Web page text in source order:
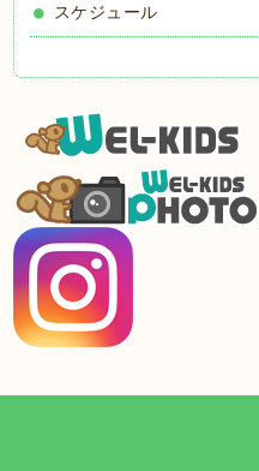
スケジュール